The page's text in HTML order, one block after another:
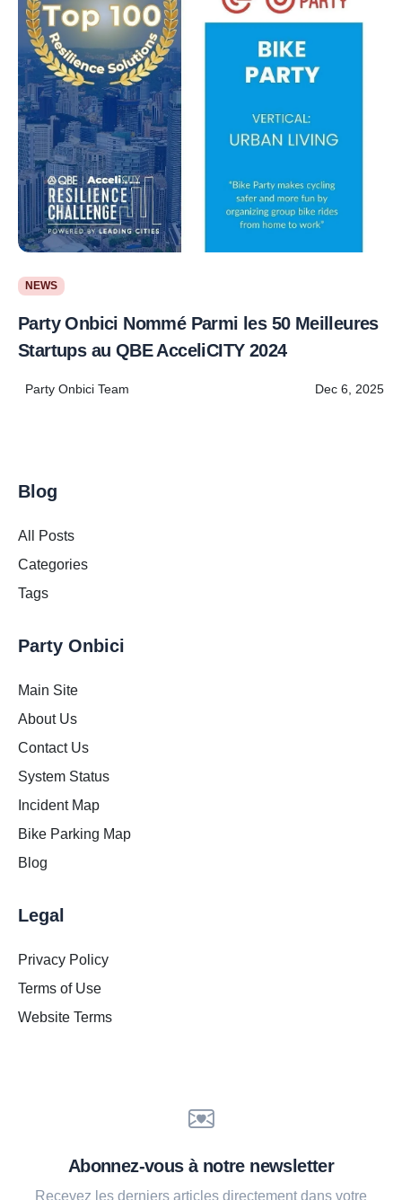
NEWS
Party Onbici Nommé Parmi les 50 Meilleures
Startups au QBE AcceliCITY 2024
Party Onbici Team Dec 6, 2025
Blog
All Posts
Categories
Tags
Party Onbici
Main Site
About Us
Contact Us
System Status
Incident Map
Bike Parking Map
Blog
Legal
Privacy Policy
Terms of Use
Website Terms
Abonnez-vous à notre newsletter
Recevez les derniers articles directement dans votre